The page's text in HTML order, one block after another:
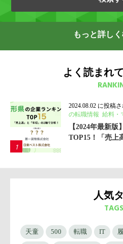
もっと詳し
よく読まれ
2024.08.02 に投稿
の転職情報 給料・
【2024年最新
TOP15！「売上
人気
TAGS
天童 500 転職 IT